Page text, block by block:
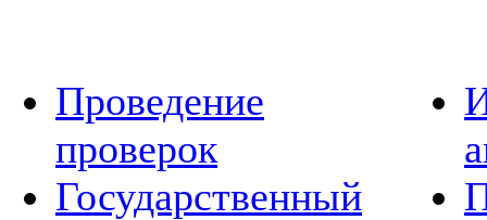
Проведение
проверок
Государственный